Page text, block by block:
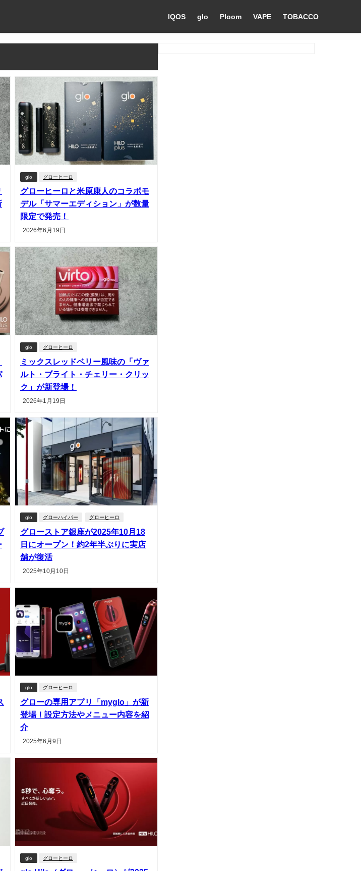
IQOS glo Ploom VAPE TOBACCO
glo グローヒーロ
グローヒーロと米原康人のコラボモ
デル「サマーエディション」が数量
限定で発売！
2026年6月19日
glo グローヒーロ
ミックスレッドベリー風味の「ヴァ
ルト・ブライト・チェリー・クリッ
ク」が新登場！
2026年1月19日
glo グローハイパー グローヒーロ
グローストア銀座が2025年10月18
日にオープン！約2年半ぶりに実店
舗が復活
2025年10月10日
glo グローヒーロ
グローの専用アプリ「myglo」が新
登場！設定方法やメニュー内容を紹
介
2025年6月9日
glo グローヒーロ